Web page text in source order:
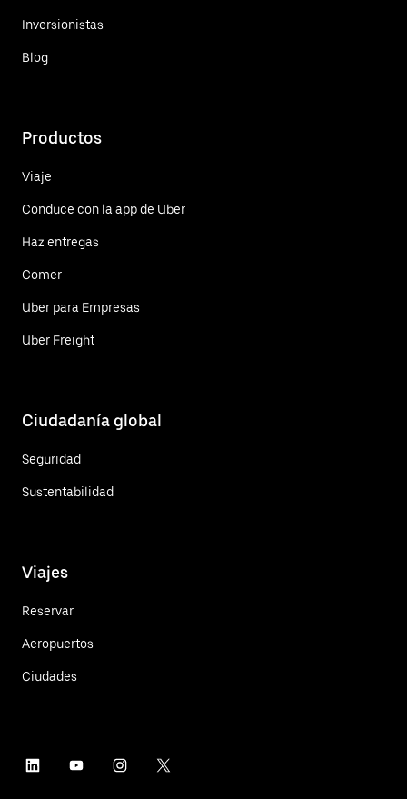
Inversionistas
Blog
Productos
Viaje
Conduce con la app de Uber
Haz entregas
Comer
Uber para Empresas
Uber Freight
Ciudadanía global
Seguridad
Sustentabilidad
Viajes
Reservar
Aeropuertos
Ciudades